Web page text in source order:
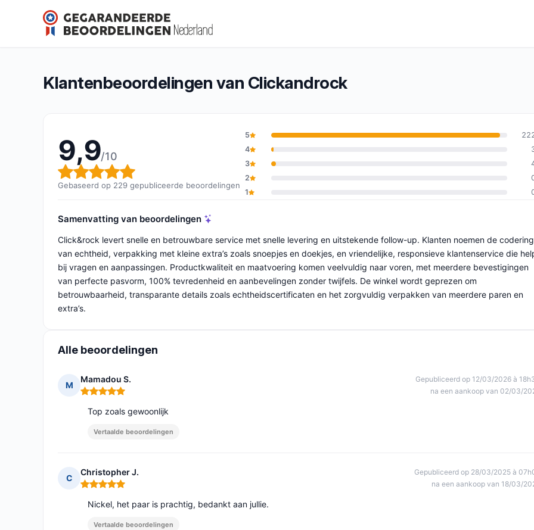
Clickandrock
Algemene beoordeling: 9,9 van 10
9,9/10(229 beoordelingen)
Klantenbeoordelingen van Clickandrock
9,9/10
Algemene beoordeling: 9,9 van 10
Gebaseerd op 229 gepubliceerde beoordelingen
5
4
3
2
1
Samenvatting van beoordelingen
Click&rock levert snelle en betrouwbare service met snelle levering en uitstekende follow-up. Klanten noemen de codering
van echtheid, verpakking met kleine extra’s zoals snoepjes en doekjes, en vriendelijke, responsieve klantenservice die
bij vragen en aanpassingen. Productkwaliteit en maatvoering komen veelvuldig naar voren, met meerdere bevestigingen
van perfecte pasvorm, 100% tevredenheid en aanbevelingen zonder twijfels. De winkel wordt geprezen om
betrouwbaarheid, transparante details zoals echtheidscertificaten en het zorgvuldig verpakken van meerdere paren en
extra’s.
Alle beoordelingen
M
Mamadou S.
Opmerking: 5 van 5
Gepubliceerd op 12/03/2026 à
na een aankoop van 02/03/
Top zoals gewoonlijk
Vertaalde beoordelingen
C
Christopher J.
Opmerking: 5 van 5
Gepubliceerd op 28/03/2025 à
na een aankoop van 18/03/
Nickel, het paar is prachtig, bedankt aan jullie.
Vertaalde beoordelingen